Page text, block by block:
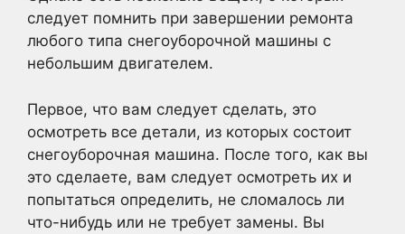
следует помнить при завершении ремонта
любого типа снегоуборочной машины с
небольшим двигателем.
Первое, что вам следует сделать, это
осмотреть все детали, из которых состоит
снегоуборочная машина. После того, как вы
это сделаете, вам следует осмотреть их и
попытаться определить, не сломалось ли
что-нибудь или не требует замены. Вы